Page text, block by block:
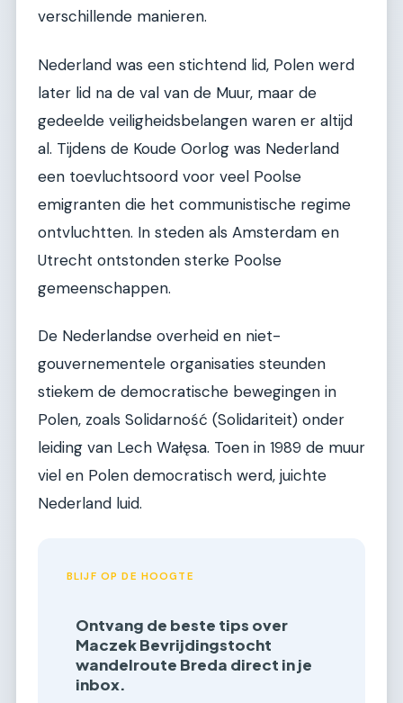
verschillende manieren.
Nederland was een stichtend lid, Polen werd
later lid na de val van de Muur, maar de
gedeelde veiligheidsbelangen waren er altijd
al. Tijdens de Koude Oorlog was Nederland
een toevluchtsoord voor veel Poolse
emigranten die het communistische regime
ontvluchtten. In steden als Amsterdam en
Utrecht ontstonden sterke Poolse
gemeenschappen.
De Nederlandse overheid en niet-
gouvernementele organisaties steunden
stiekem de democratische bewegingen in
Polen, zoals Solidarność (Solidariteit) onder
leiding van Lech Wałęsa. Toen in 1989 de muur
viel en Polen democratisch werd, juichte
Nederland luid.
BLIJF OP DE HOOGTE
Ontvang de beste tips over
Maczek Bevrijdingstocht
wandelroute Breda direct in je
inbox.